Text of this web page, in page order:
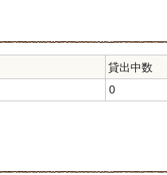
貸出中数
0